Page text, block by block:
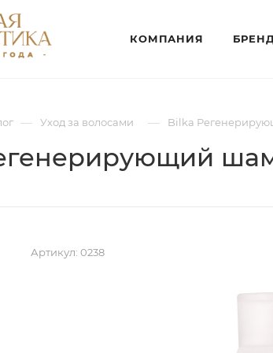
КОМПАНИЯ
— Уход за волосами — Bilka
Артикул: 0238